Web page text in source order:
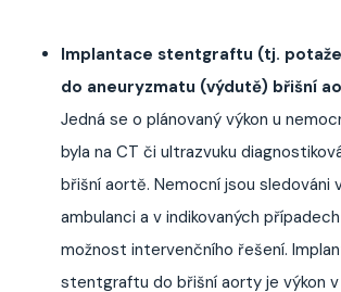
Implantace stentgraftu (tj.
do aneuryzmatu (výdutě) břišní
Jedná se o plánovaný výkon u
byla na CT či ultrazvuku
břišní aortě. Nemocní jsou sledováni
ambulanci a v indikovaných
možnost intervenčního řešení.
stentgraftu do břišní aorty je výkon